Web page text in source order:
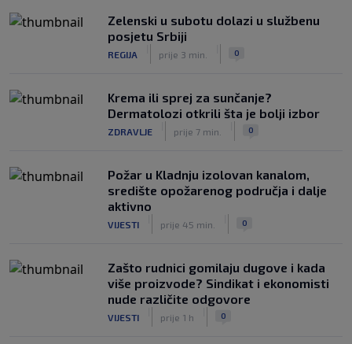
Zelenski u subotu dolazi u službenu
posjetu Srbiji
REGIJA prije 3 min. 0
Krema ili sprej za sunčanje?
Dermatolozi otkrili šta je bolji izbor
ZDRAVLJE prije 7 min. 0
Požar u Kladnju izolovan kanalom,
središte opožarenog područja i dalje
aktivno
VIJESTI prije 45 min. 0
Zašto rudnici gomilaju dugove i kada
više proizvode? Sindikat i ekonomisti
nude različite odgovore
VIJESTI prije 1 h 0